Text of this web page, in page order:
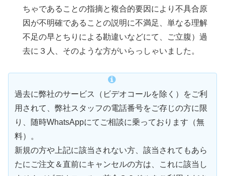
ちゃであることの指摘と複合的要因により不具合原
因が不明確であることの説明に不満足、単なる理解
不足の早とちりによる勘違いなどにて、ご立腹）過
去に３人、そのような方がいらっしゃいました。
過去に弊社のサービス（ビデオコールを除く）をご利
用されて、弊社スタッフの電話番号をご存じの方に限
り、随時WhatsAppにてご相談に乗っております（無
料）。
新規の方や上記に該当されない方、該当されてもあら
たにご注文＆直前にキャンセルの方は、これに該当し